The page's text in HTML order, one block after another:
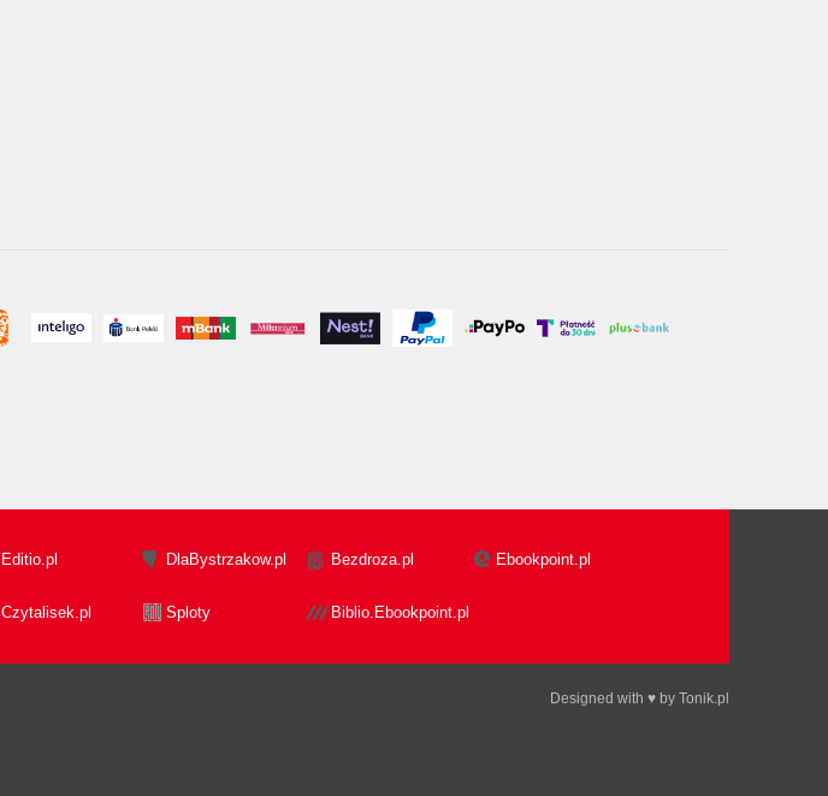
Editio.pl DlaBystrzakow.pl Bezdroza.pl Ebookpoint.pl
Czytalisek.pl Sploty Biblio.Ebookpoint.pl
Designed with ♥ by Tonik.pl